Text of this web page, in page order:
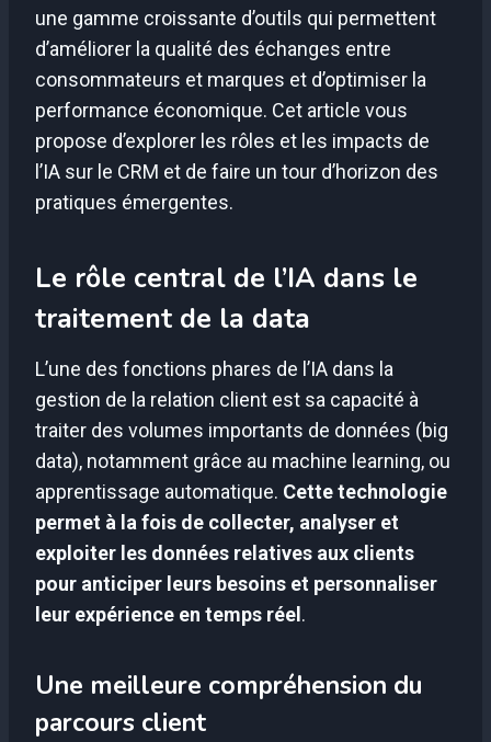
une gamme croissante d’outils qui permettent
d’améliorer la qualité des échanges entre
consommateurs et marques et d’optimiser la
performance économique. Cet article vous
propose d’explorer les rôles et les impacts de
l’IA sur le CRM et de faire un tour d’horizon des
pratiques émergentes.
Le rôle central de l’IA dans le
traitement de la data
L’une des fonctions phares de l’IA dans la
gestion de la relation client est sa capacité à
traiter des volumes importants de données (big
data), notamment grâce au machine learning, ou
apprentissage automatique. Cette technologie
permet à la fois de collecter, analyser et
exploiter les données relatives aux clients
pour anticiper leurs besoins et personnaliser
leur expérience en temps réel.
Une meilleure compréhension du
parcours client